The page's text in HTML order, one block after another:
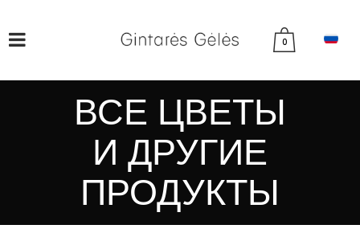
0
ВСЕ ЦВЕТЫ
И ДРУГИЕ
ПРОДУКТЫ